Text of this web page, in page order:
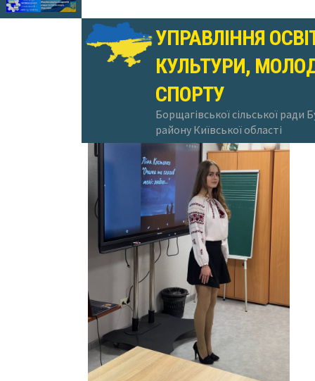
УПРАВЛІННЯ
КУЛЬТУРИ,
СПОРТУ
Борщагівської сільської ради
району Київської області